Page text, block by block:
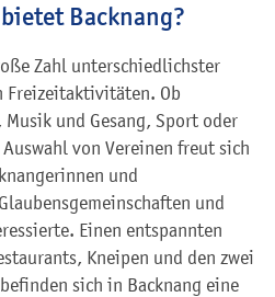
Backnang?
Zahl unterschiedlichster
Freizeitaktivitäten. Ob
und Gesang, Sport oder
von Vereinen freut sich
und
und
Einen entspannten
Kneipen und den zwei
sich in Backnang eine